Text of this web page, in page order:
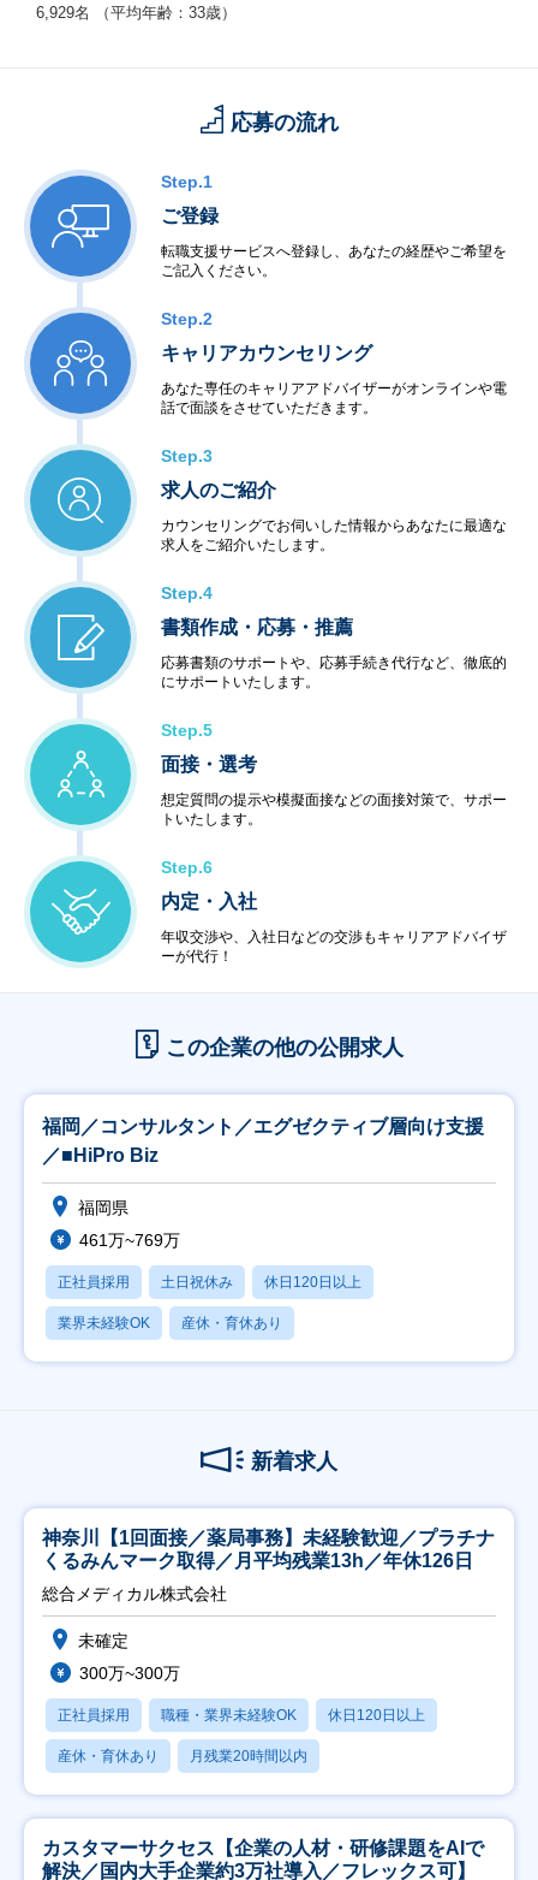
6,929名 （平均年齢：33歳）
応募の流れ
Step.1
ご登録
転職支援サービスへ登録し、あなたの経歴やご希望を
ご記入ください。
Step.2
キャリアカウンセリング
あなた専任のキャリアアドバイザーがオンラインや電
話で面談をさせていただきます。
Step.3
求人のご紹介
カウンセリングでお伺いした情報からあなたに最適な
求人をご紹介いたします。
Step.4
書類作成・応募・推薦
応募書類のサポートや、応募手続き代行など、徹底的
にサポートいたします。
Step.5
面接・選考
想定質問の提示や模擬面接などの面接対策で、サポー
トいたします。
Step.6
内定・入社
年収交渉や、入社日などの交渉もキャリアアドバイザ
ーが代行！
この企業の他の公開求人
福岡／コンサルタント／エグゼクティブ層向け支援
／■HiPro Biz
福岡県
461万~769万
正社員採用 土日祝休み 休日120日以上
業界未経験OK 産休・育休あり
新着求人
神奈川【1回面接／薬局事務】未経験歓迎／プラチナ
くるみんマーク取得／月平均残業13h／年休126日
総合メディカル株式会社
未確定
300万~300万
正社員採用 職種・業界未経験OK 休日120日以上
産休・育休あり 月残業20時間以内
カスタマーサクセス【企業の人材・研修課題をAIで
解決／国内大手企業約3万社導入／フレックス可】